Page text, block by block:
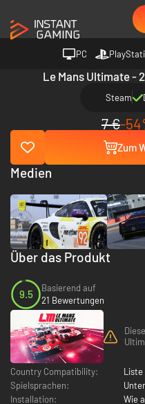
PC
Le Mans Ultimate -
Steam
7 €-
Zum
Über das Produkt
9.5
Basierend auf
21 Bewertungen
Country Compatibility:
Liste
Spielsprachen:
Installation:
Wie
Medien